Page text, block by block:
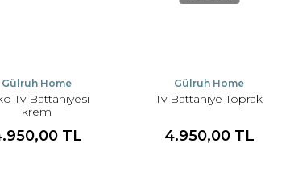
Gülruh Home
Tv Battaniyesi
krem
TL
Gülruh Home
Tv Battaniye Toprak
4.950,00 TL